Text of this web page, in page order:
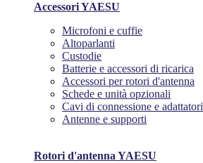
Accessori YAESU
Microfoni e cuffie
Altoparlanti
Custodie
Batterie e accessori di ricarica
Accessori per rotori d'antenna
Schede e unità opzionali
Cavi di connessione e adattatori
Antenne e supporti
Rotori d'antenna YAESU